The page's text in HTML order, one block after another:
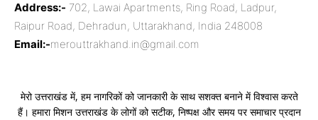
Address:- 702, Lawai Apartments, Ring Road, Ladpur,
Raipur Road, Dehradun, Uttarakhand, India 248008
Email:-merouttrakhand.in@gmail.com
मेरो उत्तराखंड में, हम नागरिकों को जानकारी के साथ सशक्त बनाने में विश्वास करते
हैं। हमारा मिशन उत्तराखंड के लोगों को सटीक, निष्पक्ष और समय पर समाचार प्रदान